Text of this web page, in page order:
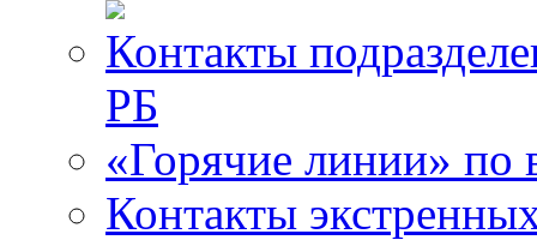
Контакты
РБ
«Горячие линии» по
Контакты